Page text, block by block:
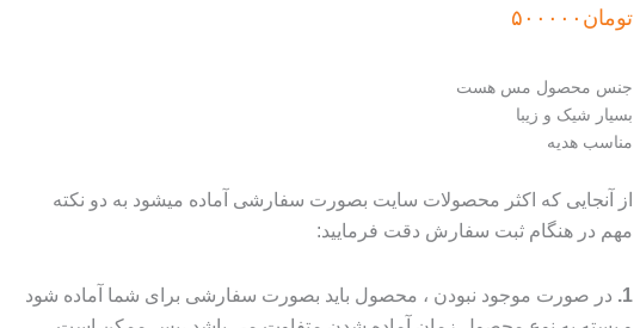
تومان ۵۰۰۰۰۰
جنس محصول مس هست
بسیار شیک و زیبا
مناسب هدیه
از آنجایی که اکثر محصولات سایت بصورت سفارشی آماده میشود به دو نکته
مهم در هنگام ثبت سفارش دقت فرمایید:
1. در صورت موجود نبودن ، محصول باید بصورت سفارشی برای شما آماده شود